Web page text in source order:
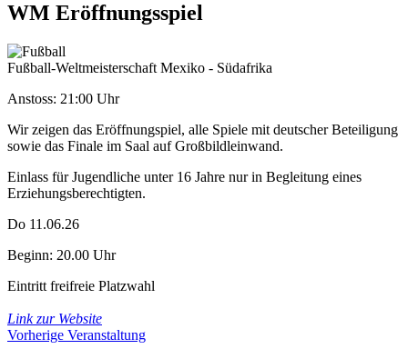
WM Eröffnungsspiel
Fußball-Weltmeisterschaft Mexiko - Südafrika
Anstoss: 21:00 Uhr
Wir zeigen das Eröffnungspiel, alle Spiele mit deutscher Beteiligung
sowie das Finale im Saal auf Großbildleinwand.
Einlass für Jugendliche unter 16 Jahre nur in Begleitung eines
Erziehungsberechtigten.
Do 11.06.26
Beginn: 20.00 Uhr
Eintritt freifreie Platzwahl
Link zur Website
Vorherige Veranstaltung